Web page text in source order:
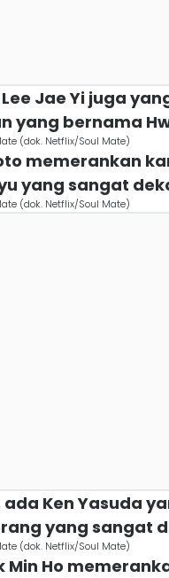
Jae Yi juga
yang bernama
(dok. Netflix/Soul Mate)
memerankan
yang sangat
(dok. Netflix/Soul Mate)
ada Ken Yasuda
yang sangat
(dok. Netflix/Soul Mate)
Min Ho